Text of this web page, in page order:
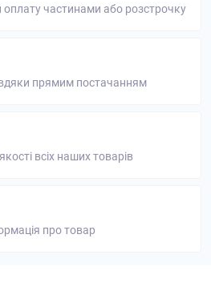
частинами або розстрочку
прямим постачанням
всіх наших товарів
про товар